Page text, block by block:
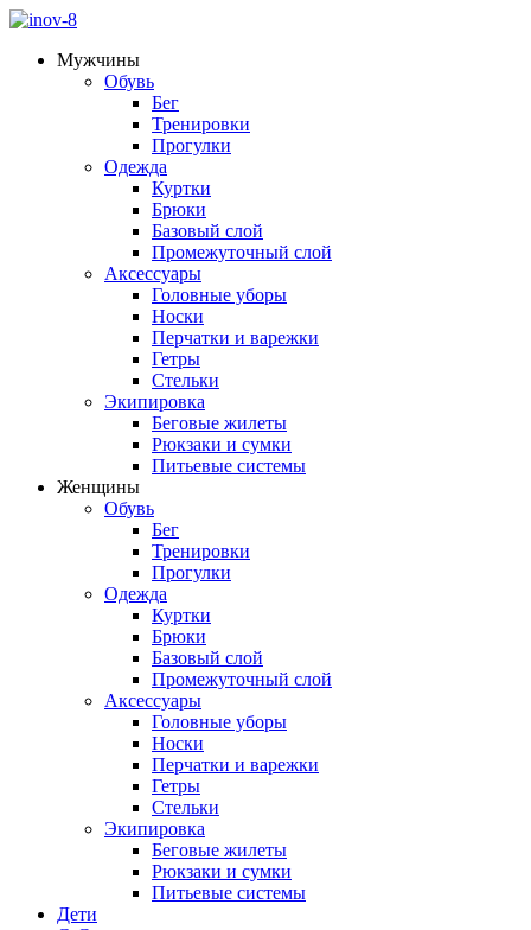
Мужчины
Обувь
Бег
Тренировки
Прогулки
Одежда
Куртки
Брюки
Базовый слой
Промежуточный слой
Аксессуары
Головные уборы
Носки
Перчатки и варежки
Гетры
Стельки
Экипировка
Беговые жилеты
Рюкзаки и сумки
Питьевые системы
Женщины
Обувь
Бег
Тренировки
Прогулки
Одежда
Куртки
Брюки
Базовый слой
Промежуточный слой
Аксессуары
Головные уборы
Носки
Перчатки и варежки
Гетры
Стельки
Экипировка
Беговые жилеты
Рюкзаки и сумки
Питьевые системы
Дети